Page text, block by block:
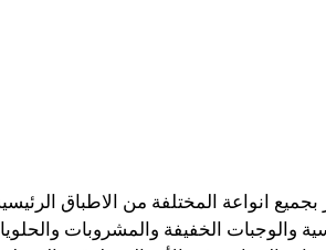
بجميع انواعة المختلفة من الاطباق
والوجبات الخفيفة والمشروبات